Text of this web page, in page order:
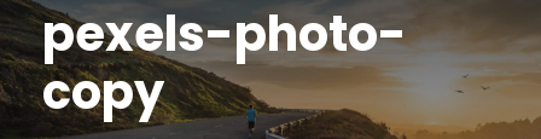
pexels-photo-
copy